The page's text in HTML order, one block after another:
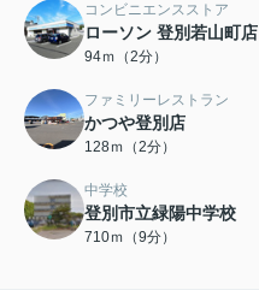
コンビニエンスストア
ローソン 登別若山町店
94ｍ（2分）
ファミリーレストラン
かつや登別店
128ｍ（2分）
中学校
登別市立緑陽中学校
710ｍ（9分）